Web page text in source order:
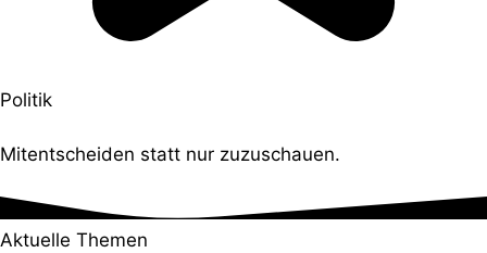
Politik
Mitentscheiden statt nur zuzuschauen.
Aktuelle Themen